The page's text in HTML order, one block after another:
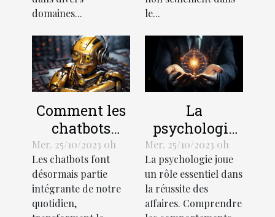
domaines...
le...
Comment les
chatbots
transforment-
ils
l'économie?
Mer. 25/10/2023 0h
Les chatbots font
désormais partie
intégrante de notre
quotidien,
La
psychologie
de l'efficacité
en affaires
Mer. 25/10/2023 0h
La psychologie joue
un rôle essentiel dans
la réussite des
affaires. Comprendre